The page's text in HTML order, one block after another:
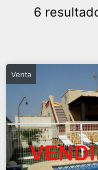
6
Venta